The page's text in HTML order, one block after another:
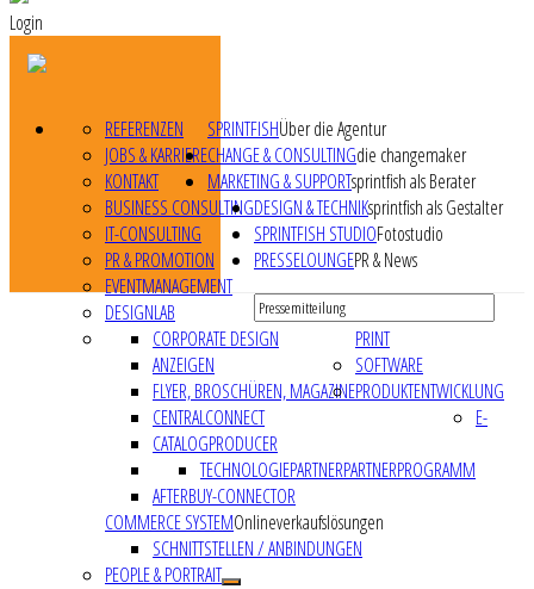
Login
SPRINTFISHÜber die Agentur
REFERENZEN
JOBS & KARRIERE
KONTAKT
CHANGE & CONSULTINGdie changemaker
MARKETING & SUPPORTsprintfish als Berater
BUSINESS CONSULTING
IT-CONSULTING
PR & PROMOTION
EVENTMANAGEMENT
DESIGNLAB
DESIGN & TECHNIKsprintfish als Gestalter
PRINT
CORPORATE DESIGN
ANZEIGEN
FLYER, BROSCHÜREN, MAGAZINE
SOFTWARE
CENTRALCONNECT
CATALOGPRODUCER
PARTNERPROGRAMM
TECHNOLOGIEPARTNER
AFTERBUY-CONNECTOR
PRODUKTENTWICKLUNG
E-
COMMERCE SYSTEMOnlineverkaufslösungen
SCHNITTSTELLEN / ANBINDUNGEN
SPRINTFISH STUDIOFotostudio
PEOPLE & PORTRAIT
PRESSELOUNGEPR & News